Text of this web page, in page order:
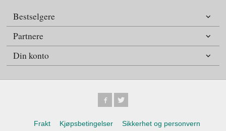
Bestselgere
Partnere
Din konto
Frakt Kjøpsbetingelser Sikkerhet og personvern